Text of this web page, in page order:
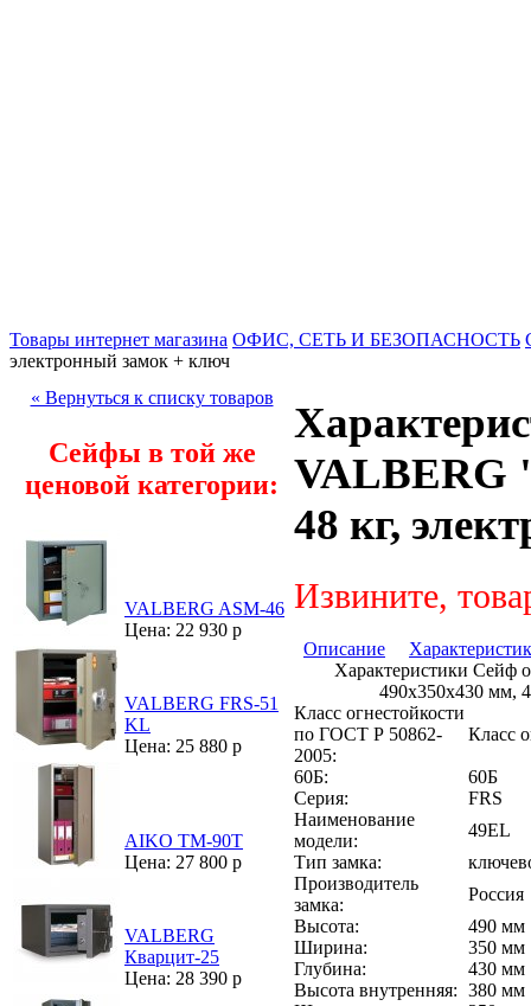
Товары интернет магазина ОФИС, СЕТЬ И БЕЗОПАСНОСТЬ
электронный замок + ключ
« Вернуться к списку товаров
Сейфы в той же
ценовой категории:
VALBERG ASM-46
Цена: 22 930 р
VALBERG FRS-51
KL
Цена: 25 880 р
AIKO ТМ-90Т
Цена: 27 800 р
VALBERG
Кварцит-25
Цена: 28 390 р
VALBERG
48 кг,
Извините,
Описание
Характеристики Сейф
490х350х430 мм,
Класс огнестойкости
по ГОСТ Р 50862-
2005:
Класс
60Б:
60Б
Серия:
FRS
Наименование
модели:
49EL
Тип замка:
Производитель
замка:
Россия
Высота:
490 мм
Ширина:
350 мм
Глубина:
430 мм
Высота внутренняя: 380 мм